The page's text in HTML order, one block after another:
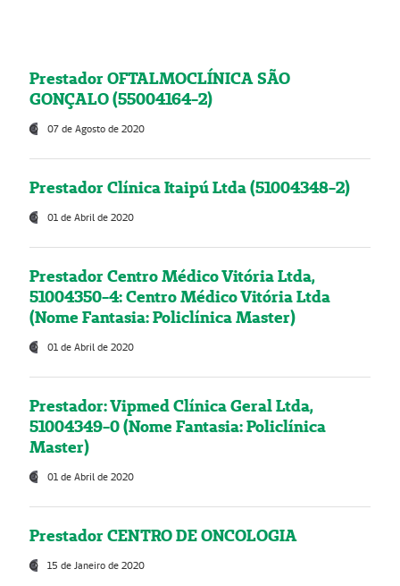
Prestador OFTALMOCLÍNICA SÃO
GONÇALO (55004164-2)
07 de Agosto de 2020
Prestador Clínica Itaipú Ltda (51004348-2)
01 de Abril de 2020
Prestador Centro Médico Vitória Ltda,
51004350-4: Centro Médico Vitória Ltda
(Nome Fantasia: Policlínica Master)
01 de Abril de 2020
Prestador: Vipmed Clínica Geral Ltda,
51004349-0 (Nome Fantasia: Policlínica
Master)
01 de Abril de 2020
Prestador CENTRO DE ONCOLOGIA
15 de Janeiro de 2020